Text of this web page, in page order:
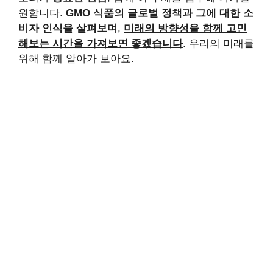
원합니다. GMO 식품의 글로벌 정책과 그에 대한 소
비자 인식을 살펴보며 , 미래의 방향성을 함께 고민
해보는 시간을 가져보면 좋겠습니다. 우리의 미래를
위해 함께 알아가 보아요.